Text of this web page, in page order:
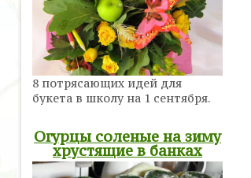
8 потрясающих идей для
букета в школу на 1 сентября.
Огурцы соленые на зиму
хрустящие в банках